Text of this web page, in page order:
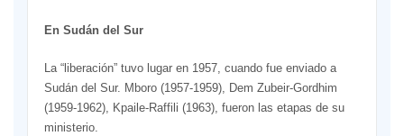
En Sudán del Sur
La “liberación” tuvo lugar en 1957, cuando fue enviado a
Sudán del Sur. Mboro (1957-1959), Dem Zubeir-Gordhim
(1959-1962), Kpaile-Raffili (1963), fueron las etapas de su
ministerio.